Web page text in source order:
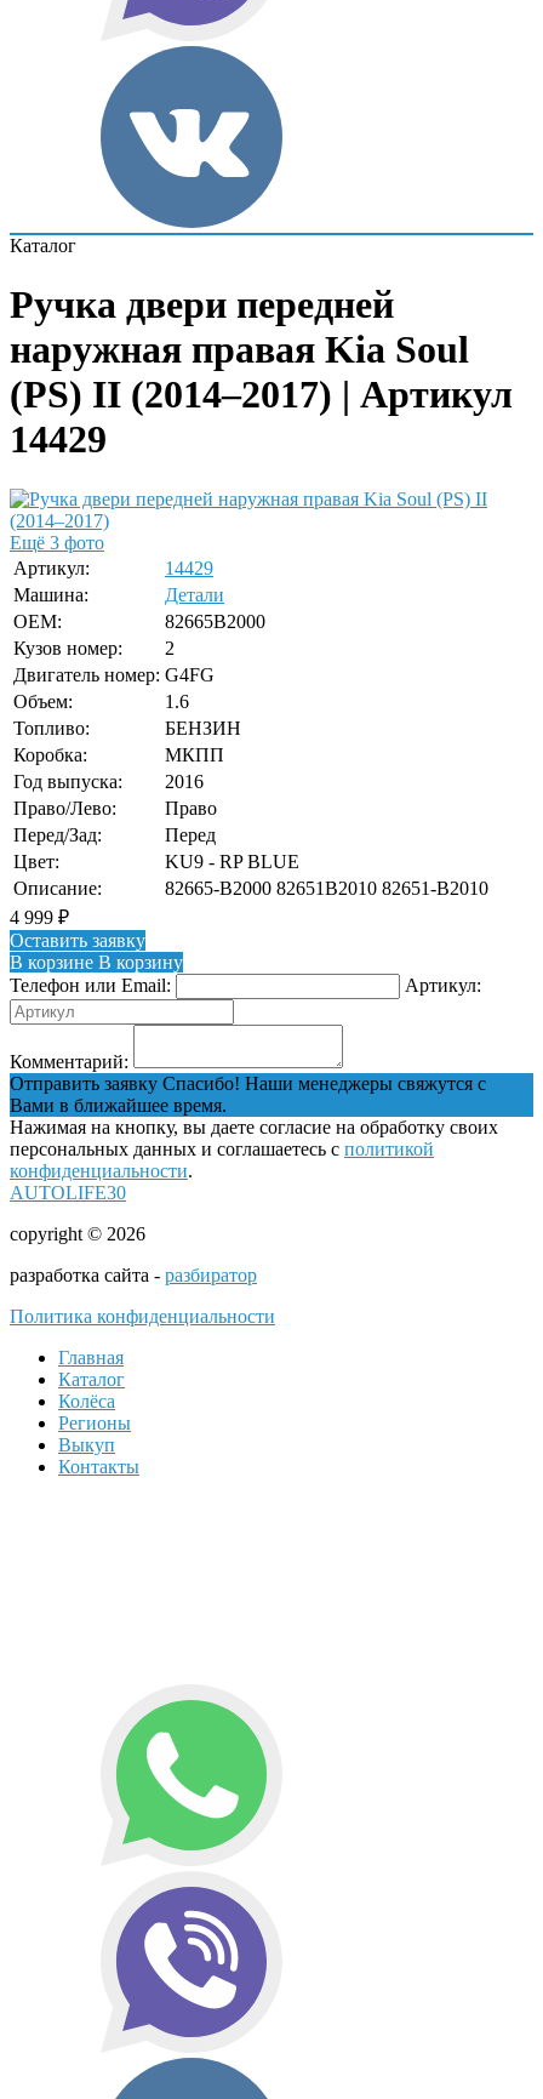
Каталог
Ручка двери передней
наружная правая Kia Soul
(PS) II (2014–2017) | Артикул
14429
Ещё 3 фото
Артикул:
14429
Машина:
Детали
OEM:
82665B2000
Кузов номер:
2
Двигатель номер: G4FG
Объем:
1.6
Топливо:
БЕНЗИН
Коробка:
МКПП
Год выпуска:
2016
Право/Лево:
Право
Перед/Зад:
Перед
Цвет:
KU9 - RP BLUE
Описание:
82665-B2000 82651B2010 82651-B2010
4 999 ₽
Оставить заявку
В корзине В корзину
Телефон или Email:
Артикул:
Комментарий:
Отправить заявку Спасибо! Наши менеджеры свяжутся с
Вами в ближайшее время.
Нажимая на кнопку, вы даете согласие на обработку своих
персональных данных и соглашаетесь с политикой
конфиденциальности.
AUTOLIFE30
copyright © 2026
разработка сайта - разбиратор
Политика конфиденциальности
Главная
Каталог
Колёса
Регионы
Выкуп
Контакты